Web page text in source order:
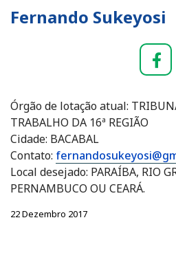
Fernando Sukeyosi
Órgão de lotação atual:
TRABALHO DA 16ª REGIÃO
Cidade: BACABAL
Contato:
Local desejado: PARAÍBA, RIO
PERNAMBUCO OU CEARÁ.
22 Dezembro 2017